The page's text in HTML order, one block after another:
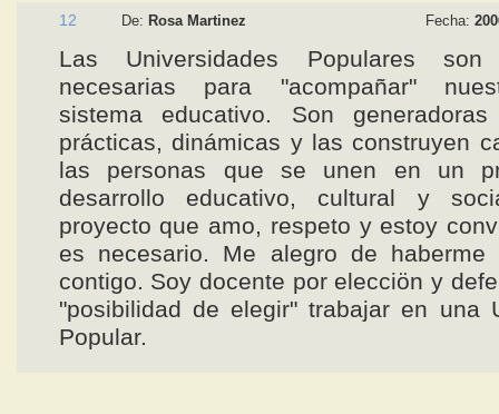
12 De: Rosa Martinez Fecha:
Las Universidades Populares son
necesarias para "acompañar"
sistema educativo. Son
prácticas, dinámicas y las construyen
las personas que se unen en un
desarrollo educativo, cultural y
proyecto que amo, respeto y estoy
es necesario. Me alegro de haberme
contigo. Soy docente por elecciön y
"posibilidad de elegir" trabajar en una
Popular.